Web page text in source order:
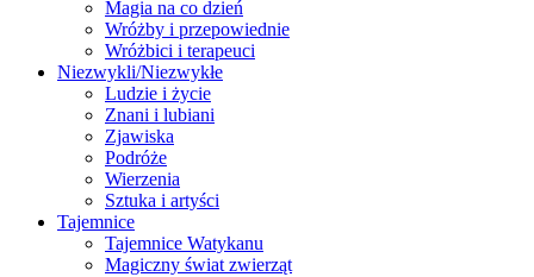
Magia na co dzień
Wróżby i przepowiednie
Wróżbici i terapeuci
Niezwykli/Niezwykłe
Ludzie i życie
Znani i lubiani
Zjawiska
Podróże
Wierzenia
Sztuka i artyści
Tajemnice
Tajemnice Watykanu
Magiczny świat zwierząt